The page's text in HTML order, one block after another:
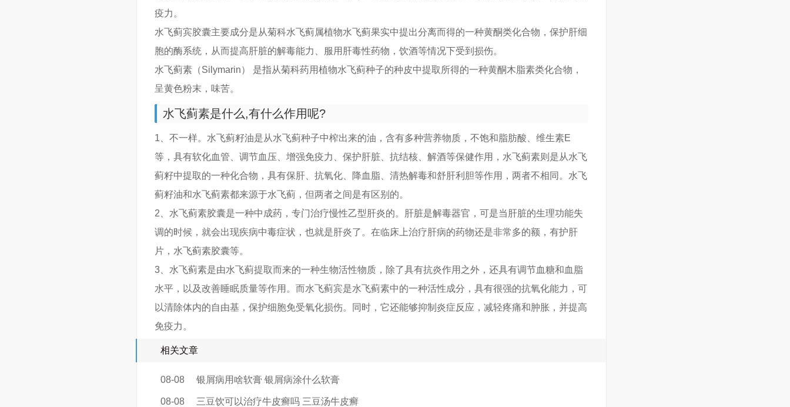
疫力。
水飞蓟宾胶囊主要成分是从菊科水飞蓟属植物水飞蓟果实中提出分离而得的一种黄酮类化合物，保护肝细
胞的酶系统，从而提高肝脏的解毒能力、服用肝毒性药物，饮酒等情况下受到损伤。
水飞蓟素（Silymarin） 是指从菊科药用植物水飞蓟种子的种皮中提取所得的一种黄酮木脂素类化合物，
呈黄色粉末，味苦。
水飞蓟素是什么,有什么作用呢?
1、不一样。水飞蓟籽油是从水飞蓟种子中榨出来的油，含有多种营养物质，不饱和脂肪酸、维生素E
等，具有软化血管、调节血压、增强免疫力、保护肝脏、抗结核、解酒等保健作用，水飞蓟素则是从水飞
蓟籽中提取的一种化合物，具有保肝、抗氧化、降血脂、清热解毒和舒肝利胆等作用，两者不相同。水飞
蓟籽油和水飞蓟素都来源于水飞蓟，但两者之间是有区别的。
2、水飞蓟素胶囊是一种中成药，专门治疗慢性乙型肝炎的。肝脏是解毒器官，可是当肝脏的生理功能失
调的时候，就会出现疾病中毒症状，也就是肝炎了。在临床上治疗肝病的药物还是非常多的额，有护肝
片，水飞蓟素胶囊等。
3、水飞蓟素是由水飞蓟提取而来的一种生物活性物质，除了具有抗炎作用之外，还具有调节血糖和血脂
水平，以及改善睡眠质量等作用。而水飞蓟宾是水飞蓟素中的一种活性成分，具有很强的抗氧化能力，可
以清除体内的自由基，保护细胞免受氧化损伤。同时，它还能够抑制炎症反应，减轻疼痛和肿胀，并提高
免疫力。
相关文章
08-08 银屑病用啥软膏 银屑病涂什么软膏
08-08 三豆饮可以治疗牛皮癣吗 三豆汤牛皮癣